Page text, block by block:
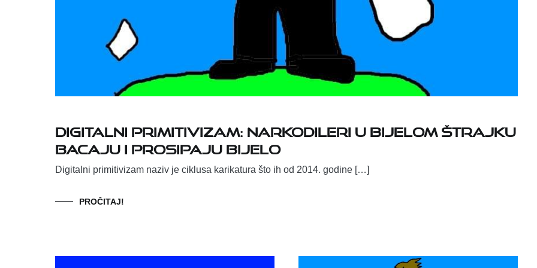
DIGITALNI PRIMITIVIZAM: Narkodileri u bijelom štrajku
bacaju i prosipaju bijelo
Digitalni primitivizam naziv je ciklusa karikatura što ih od 2014. godine […]
PROČITAJ!